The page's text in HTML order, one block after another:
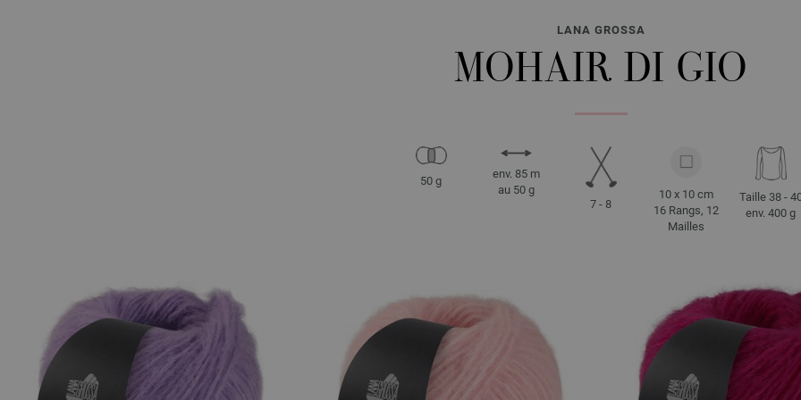
LANA GROSSA
MOHAIR DI GIO
50 g
env. 85 m
au 50 g
7 - 8
10 x 10 cm
16 Rangs, 12
Mailles
Taille 38 -
env. 400 g